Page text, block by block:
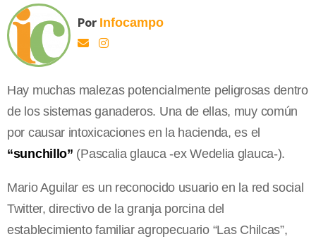
Por Infocampo
Hay muchas malezas potencialmente peligrosas dentro
de los sistemas ganaderos. Una de ellas, muy común
por causar intoxicaciones en la hacienda, es el
“sunchillo” (Pascalia glauca -ex Wedelia glauca-).
Mario Aguilar es un reconocido usuario en la red social
Twitter, directivo de la granja porcina del
establecimiento familiar agropecuario “Las Chilcas”,